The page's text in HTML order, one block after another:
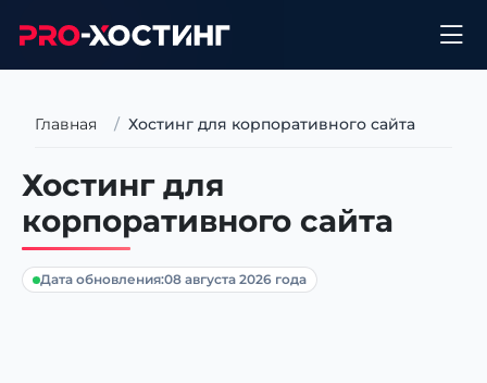
Главная Хостинг для корпоративного сайта
Хостинг для
корпоративного сайта
Дата обновления:08 августа 2026 года